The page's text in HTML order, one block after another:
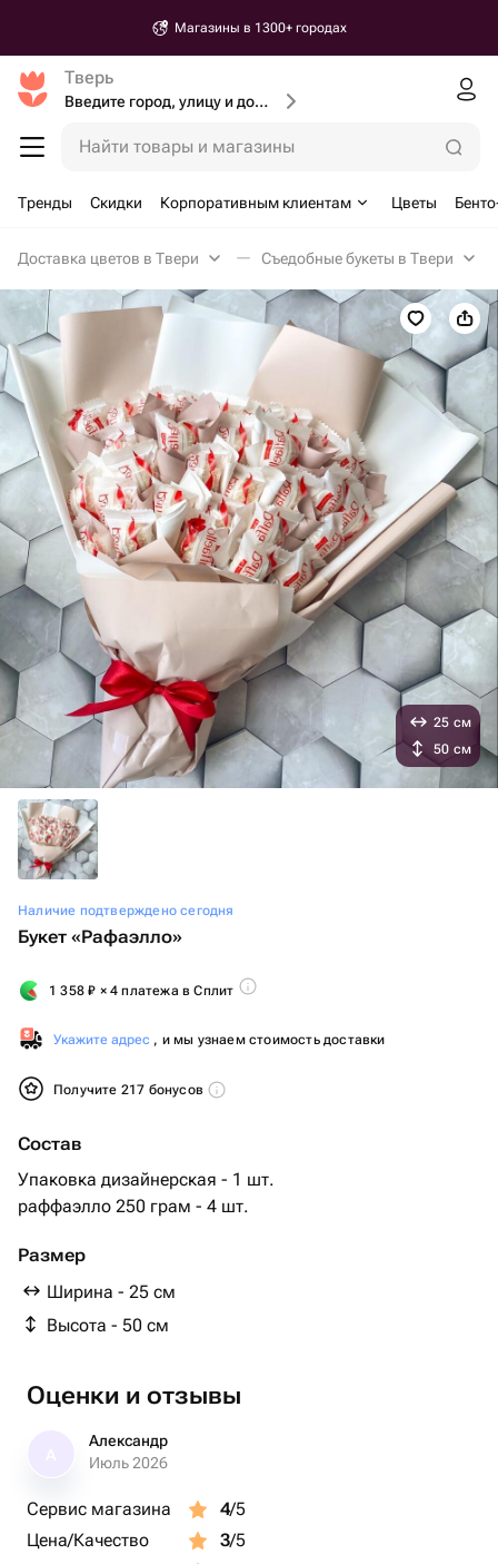
Магазины в 1300+ городах
Тверь
Введите город, улицу и дом доставки
Найти товары и магазины
Тренды Скидки Корпоративным клиентам Цветы
Доставка цветов в Твери Съедобные букеты в Твери
Наличие подтверждено сегодня
Букет «Рафаэлло»
1 358₽ × 4 платежа в Сплит
Укажите адрес , и мы узнаем стоимость доставки
Получите 217 бонусов
Состав
Упаковка дизайнерская - 1 шт.
раффаэлло 250 грам - 4 шт.
Размер
Ширина - 25 см
Высота - 50 см
25 см
50 см
Оценки и отзывы
Александр
Июль 2026
Сервис магазина 4/5
Цена/Качество
3/5